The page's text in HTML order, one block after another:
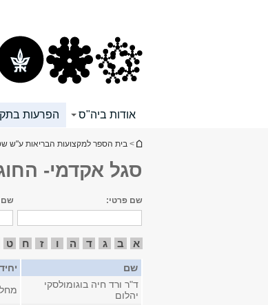
אודות ביה"ס הפרעות
הינך נמצא כאן
> בית הספר למקצועות הבריאות ע"ש
סגל אקדמי-
שם פרטי: שם
א ב ג ד ה ו ז ח ט
שם
ד"ר ורד חיה בוגומולסקי
יהלום